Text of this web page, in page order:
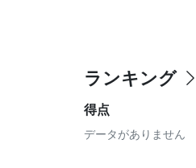
ランキング
得点
データがありません